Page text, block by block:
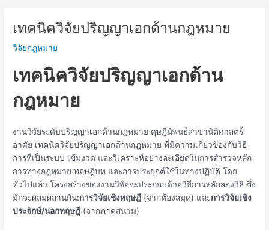
เทคนิควิจัยปริญญาเอกด้านกฎหมาย
วิจัยกฎหมาย
เทคนิควิจัยปริญญาเอกด้าน
กฎหมาย
งานวิจัยระดับปริญญาเอกด้านกฎหมาย ดุษฎีนิพนธ์สาขานิติศาสตร์
อาศัย เทคนิควิจัยปริญญาเอกด้านกฎหมาย ที่มีความเกี่ยวข้องกับวิธี
การที่เป็นระบบ เข้มงวด และวิเคราะห์อย่างละเอียดในการสำรวจหลัก
การทางกฎหมาย ทฤษฎีบท และการประยุกต์ใช้ในทางปฏิบัติ โดย
ทั่วไปแล้ว โครงสร้างของงานวิจัยจะประกอบด้วยวิธีการหลักสองวิธี ซึ่ง
มักจะผสมผสานกัน:การวิจัยเชิงทฤษฎี (จากห้องสมุด) และการวิจัยเชิง
ประจักษ์/นอกทฤษฎี (จากภาคสนาม)